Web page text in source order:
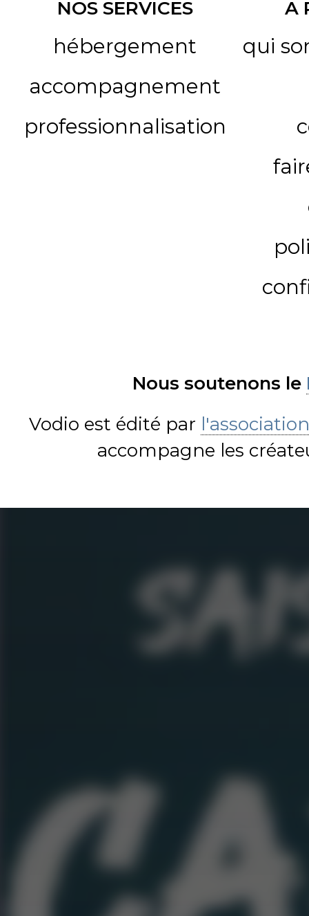
NOS SERVICES
hébergement
accompagnement
professionnalisation
A
qui